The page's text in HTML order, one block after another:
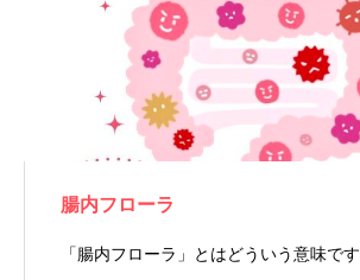
腸内フローラ
「腸内フローラ」とはどういう意味で